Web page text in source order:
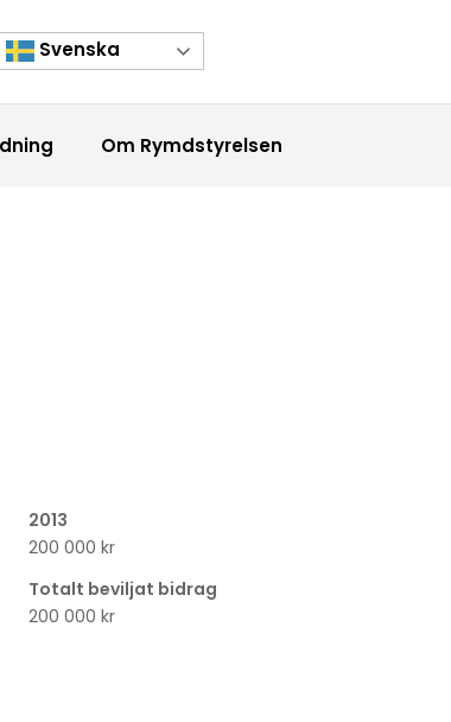
Svenska
Om Rymdstyrelsen
2013
200 000 kr
Totalt beviljat bidrag
200 000 kr